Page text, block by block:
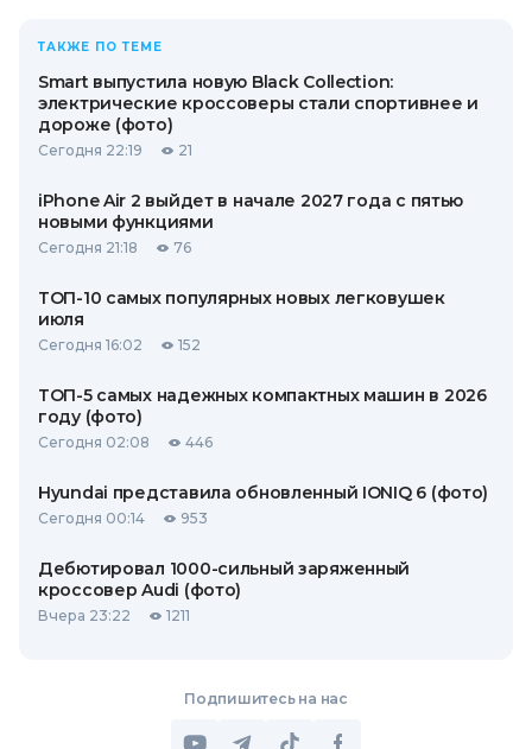
ТАКЖЕ ПО ТЕМЕ
Smart выпустила новую Black Collection:
электрические кроссоверы стали спортивнее и
дороже (фото)
Сегодня 22:19 21
iPhone Air 2 выйдет в начале 2027 года с пятью
новыми функциями
Сегодня 21:18 76
ТОП-10 самых популярных новых легковушек
июля
Сегодня 16:02 152
ТОП-5 самых надежных компактных машин в 2026
году (фото)
Сегодня 02:08 446
Hyundai представила обновленный IONIQ 6 (фото)
Сегодня 00:14 953
Дебютировал 1000-сильный заряженный
кроссовер Audi (фото)
Вчера 23:22 1211
Подпишитесь на нас